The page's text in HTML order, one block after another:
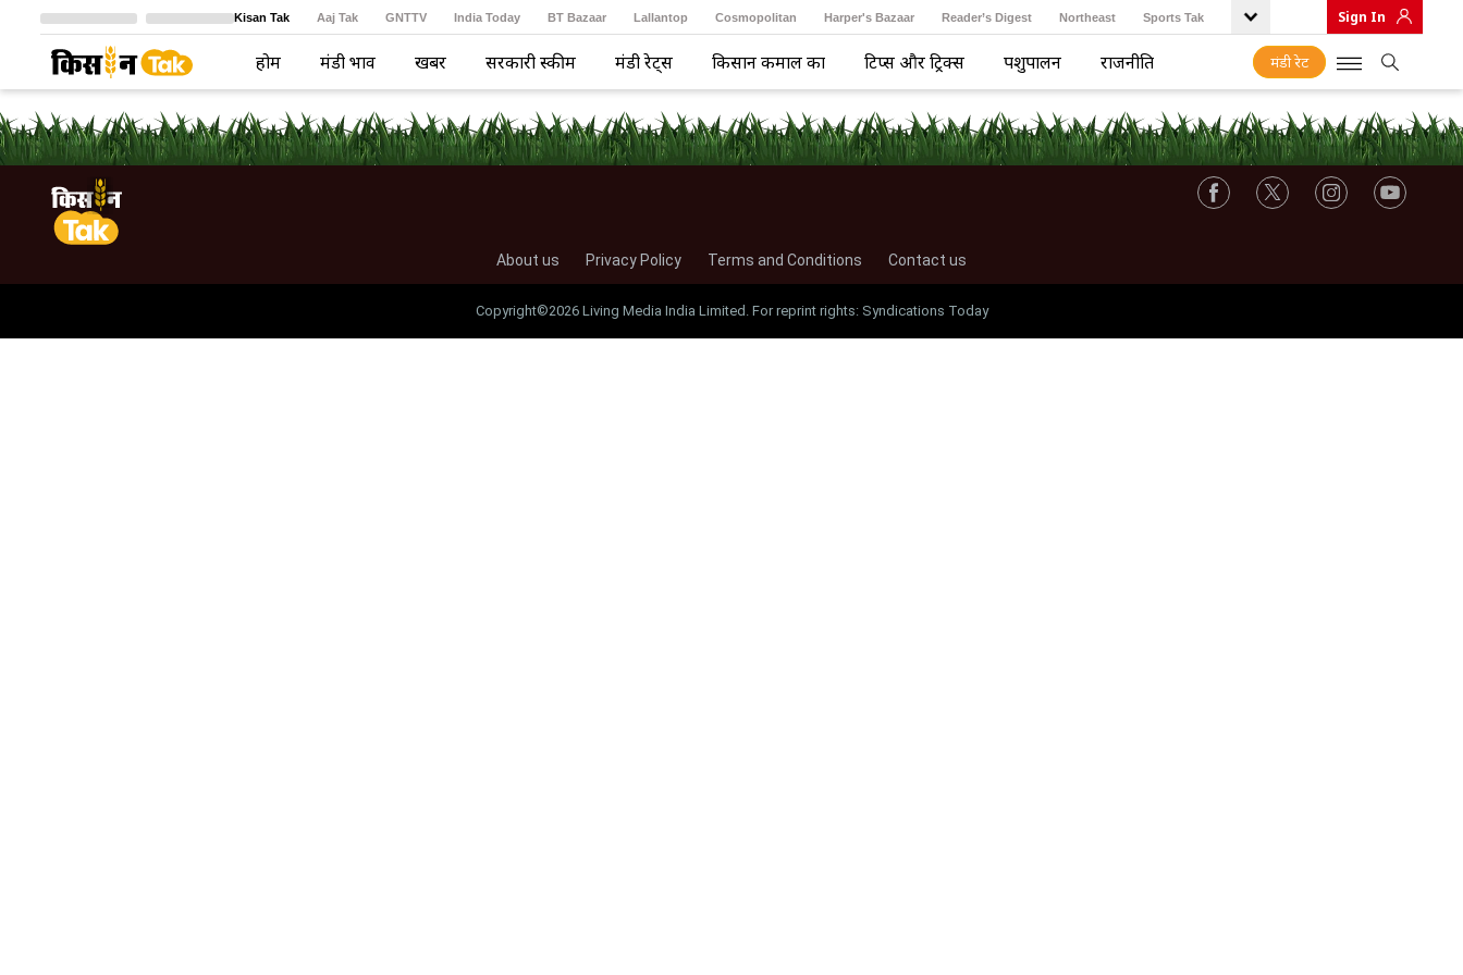
Kisan Tak Aaj Tak GNTTV India Today BT Bazaar Lallantop Cosmopolitan Harper's Bazaar Reader’s Digest Northeast Sports Tak
Crime Tak Astro Tak
Sign In
होम मंडी भाव खबरें सरकारी स्कीम मंडी रेट्स किसान कमाल का टिप्स और ट्रिक्स पशुपालन राजनीति मंडी रेट
About us Privacy Policy Terms and Conditions Contact us
Copyright©2026 Living Media India Limited. For reprint rights: Syndications Today